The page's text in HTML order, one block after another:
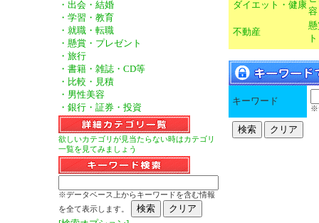
・出会・結婚
・学習・教育
・就職・転職
・懸賞・プレゼント
・旅行
・書籍・雑誌・CD等
・比較・見積
・男性美容
・銀行・証券・投資
欲しいカテゴリが見当たらない時はカテゴリ
一覧を見てみましょう
※データベース上からキーワードを含む情報
を全て表示します。
ダイエット・健康
容
不動産
ト
キーワード
※